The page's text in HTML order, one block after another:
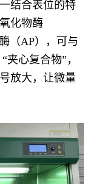
结合表位的特
化物酶
（AP），可与
心复合物”，
放大，让微量